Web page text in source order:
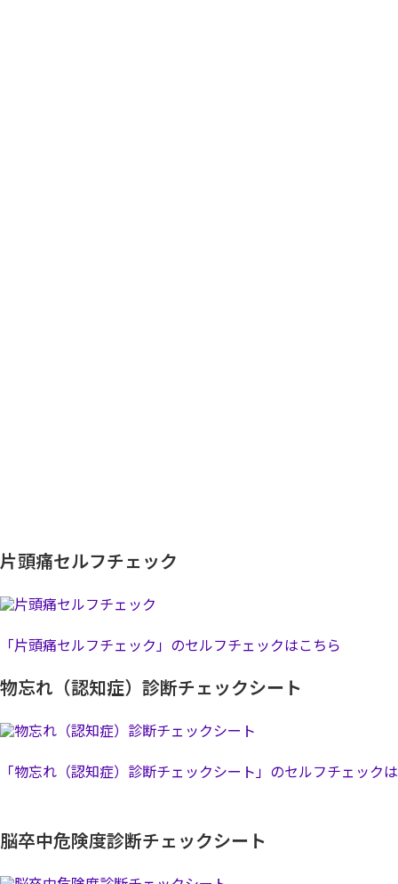
片頭痛セルフチェック
「片頭痛セルフチェック」のセルフチェックはこちら
物忘れ（認知症）診断チェックシート
「物忘れ（認知症）診断チェックシート」のセルフチェック
脳卒中危険度診断チェックシート